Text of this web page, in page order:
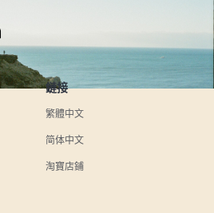
鏈接
繁體中文
简体中文
淘寶店鋪